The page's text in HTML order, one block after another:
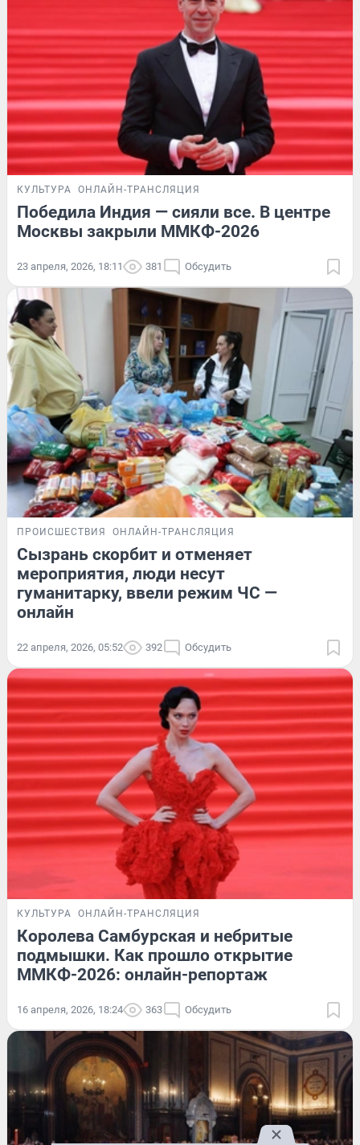
КУЛЬТУРА ОНЛАЙН-ТРАНСЛЯЦИЯ
Победила Индия — сияли все. В центре
Москвы закрыли ММКФ-2026
23 апреля, 2026, 18:11 381 Обсудить
ПРОИСШЕСТВИЯ ОНЛАЙН-ТРАНСЛЯЦИЯ
Сызрань скорбит и отменяет
мероприятия, люди несут
гуманитарку, ввели режим ЧС —
онлайн
22 апреля, 2026, 05:52 392 Обсудить
КУЛЬТУРА ОНЛАЙН-ТРАНСЛЯЦИЯ
Королева Самбурская и небритые
подмышки. Как прошло открытие
ММКФ-2026: онлайн-репортаж
16 апреля, 2026, 18:24 363 Обсудить